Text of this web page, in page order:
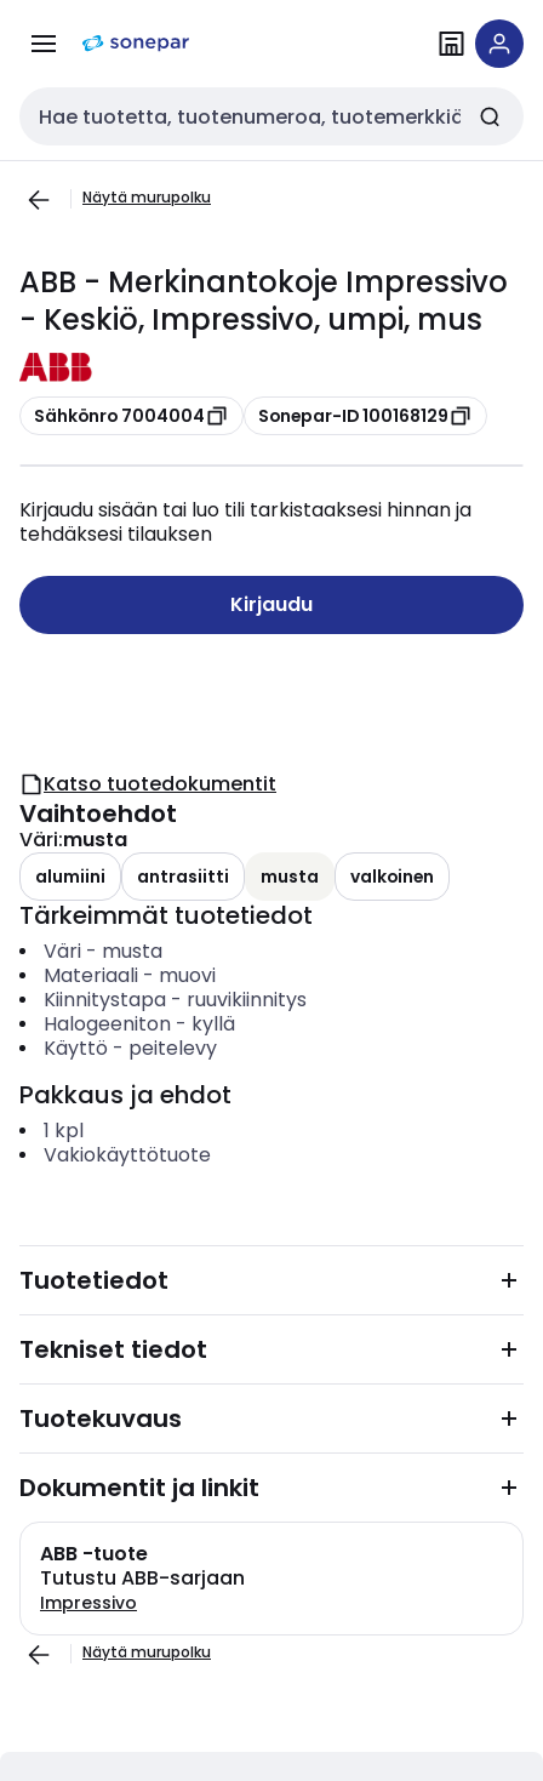
navigointiinsisältöön
Haku
Näytä murupolku
ABB - Merkinantokoje Impressivo
- Keskiö, Impressivo, umpi, mus
Kopioi
Sähkönro 7004004 Kopioi
Sonepar-ID 100168129
Kirjaudu sisään tai luo tili tarkistaaksesi hinnan ja
tehdäksesi tilauksen
Kirjaudu
Katso tuotedokumentit
Vaihtoehdot
Väri:musta
alumiini antrasiitti musta valkoinen
Tärkeimmät tuotetiedot
Väri- musta
Materiaali- muovi
Kiinnitystapa- ruuvikiinnitys
Halogeeniton- kyllä
Käyttö - peitelevy
Pakkaus ja ehdot
1 kpl
Vakiokäyttötuote
Tuotetiedot
Tekniset tiedot
Tuotekuvaus
Dokumentit ja linkit
ABB -tuote
Tutustu ABB-sarjaan
Impressivo
Näytä murupolku